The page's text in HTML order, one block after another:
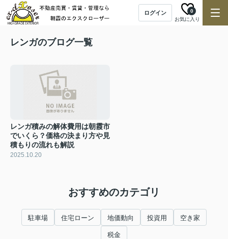
ログイン
お気に入り
0
レンガのブログ一覧
レンガ積みの解体費用は朝霞市
でいくら？価格の決まり方や見
積もりの流れも解説
2025.10.20
おすすめのカテゴリ
駐車場 住宅ローン 地価動向 投資用 空き家
税金